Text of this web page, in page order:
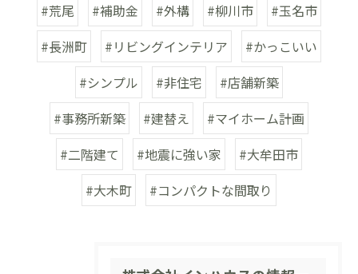
#荒尾
#補助金 #外構 #柳川市
#玉名市
#長洲町
#リビングインテリア
#かっこいい
#シンプル
#非住宅
#店舗新築
#事務所新築
#建替え
#マイホーム計画
#二階建て
#地震に強い家
#大牟田市
#大木町
#コンパクトな間取り